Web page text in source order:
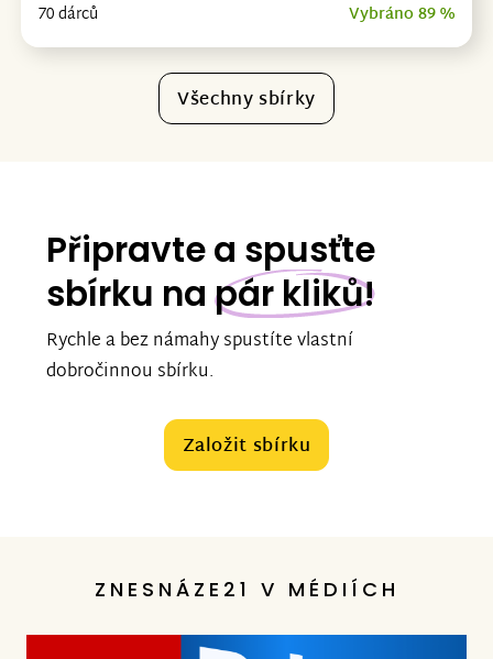
70 dárců Vybráno 89 %
Všechny sbírky
Připravte a spusťte
sbírku na pár kliků!
Rychle a bez námahy spustíte vlastní
dobročinnou sbírku.
Založit sbírku
ZNESNÁZE21 V MÉDIÍCH